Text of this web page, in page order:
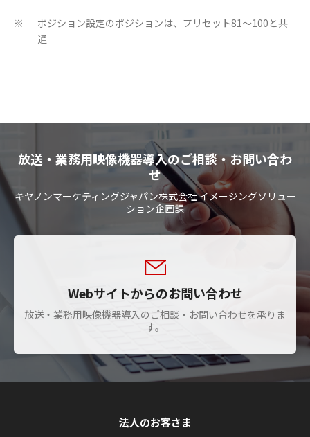
※
ポジション設定のポジションは、プリセット81～100と共
通
放送・業務用映像機器導入のご相談・お問い合わ
せ
キヤノンマーケティングジャパン株式会社 イメージングソリュー
ション企画課
Webサイトからのお問い合わせ
放送・業務用映像機器導入のご相談・お問い合わせを承りま
す。
法人のお客さま